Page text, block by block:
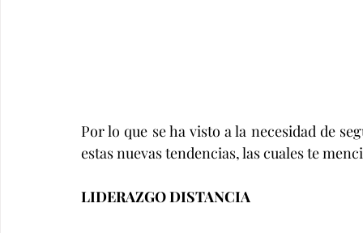
Por lo que se ha visto a la necesidad de
estas nuevas tendencias, las cuales te
LIDERAZGO DISTANCIA